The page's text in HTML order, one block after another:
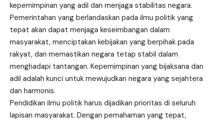
kepemimpinan yang adil dan menjaga stabilitas negara.
Pemerintahan yang berlandaskan pada ilmu politik yang
tepat akan dapat menjaga keseimbangan dalam
masyarakat, menciptakan kebijakan yang berpihak pada
rakyat, dan memastikan negara tetap stabil dalam
menghadapi tantangan. Kepemimpinan yang bijaksana dan
adil adalah kunci untuk mewujudkan negara yang sejahtera
dan harmonis.
Pendidikan ilmu politik harus dijadikan prioritas di seluruh
lapisan masyarakat. Dengan pemahaman yang tepat,